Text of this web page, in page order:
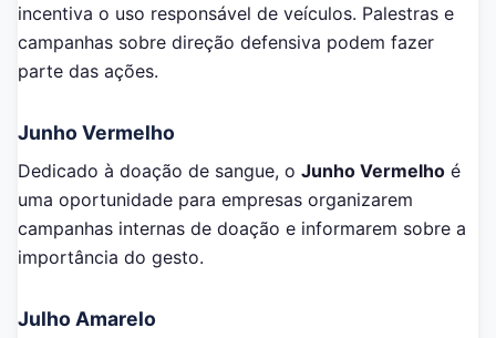
incentiva o uso responsável de veículos. Palestras e
campanhas sobre direção defensiva podem fazer
parte das ações.
Junho Vermelho
Dedicado à doação de sangue, o Junho Vermelho é
uma oportunidade para empresas organizarem
campanhas internas de doação e informarem sobre a
importância do gesto.
Julho Amarelo